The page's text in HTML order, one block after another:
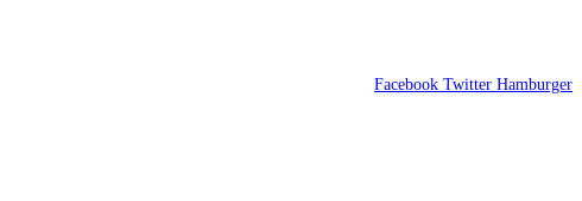
Facebook Twitter Hamburger